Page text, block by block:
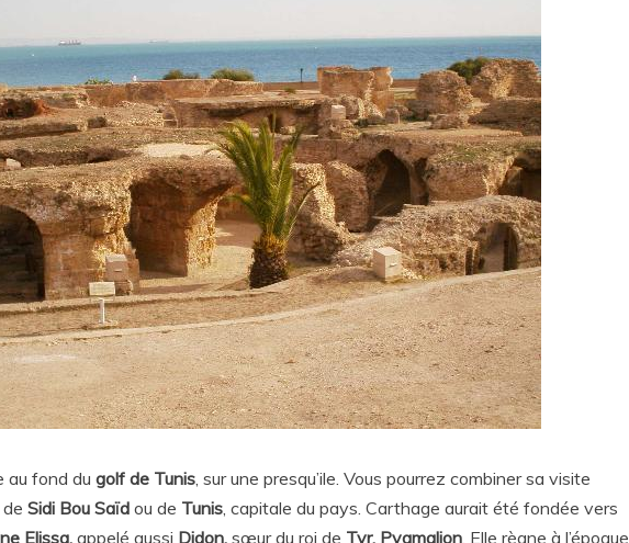
au fond du golf de Tunis , sur une presqu’ile. Vous pourrez combiner sa visite
Sidi Bou Saïd ou de Tunis , capitale du pays. Carthage aurait été fondée vers
Elissa, appelé aussi Didon, sœur du roi de Tyr, Pygmalion . Elle règne à l’époque